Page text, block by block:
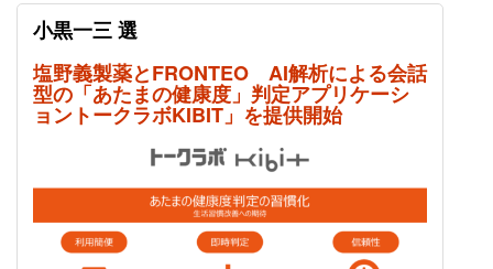
小黒一三 選
塩野義製薬とFRONTEO AI解析による会話
型の「あたまの健康度」判定アプリケーシ
ョントークラボKIBIT」を提供開始